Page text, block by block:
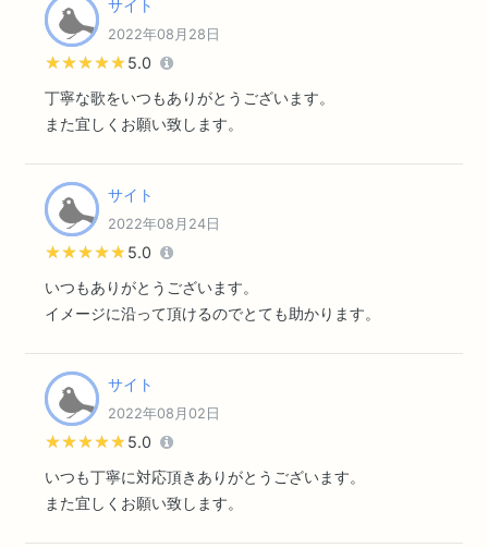
サイト
2022年08月28日
★★★★★
★★★★★ 5.0
丁寧な歌をいつもありがとうございます。
また宜しくお願い致します。
サイト
2022年08月24日
★★★★★
★★★★★ 5.0
いつもありがとうございます。
イメージに沿って頂けるのでとても助かります。
サイト
2022年08月02日
★★★★★
★★★★★ 5.0
いつも丁寧に対応頂きありがとうございます。
また宜しくお願い致します。